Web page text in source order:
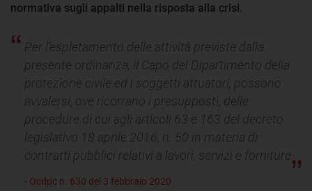
normativa sugli appalti nella risposta alla crisi
Per l’espletamento delle attività previste dalla
presente ordinanza, il Capo del Dipartimento della
protezione civile ed i soggetti attuatori, possono
avvalersi, ove ricorrano i presupposti, delle
procedure di cui agli articoli 63 e 163 del decreto
legislativo 18 aprile 2016, n. 50 in materia di
contratti pubblici relativi a lavori, servizi e forniture
- Ocdpc n. 630 del 3 febbraio 2020